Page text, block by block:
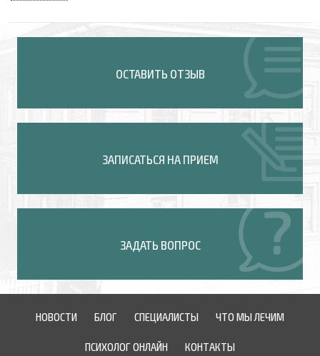
ОСТАВИТЬ ОТЗЫВ
ЗАПИСАТЬСЯ НА ПРИЕМ
ЗАДАТЬ ВОПРОС
НОВОСТИ БЛОГ СПЕЦИАЛИСТЫ ЧТО МЫ ЛЕЧИМ
ПСИХОЛОГ ОНЛАЙН КОНТАКТЫ